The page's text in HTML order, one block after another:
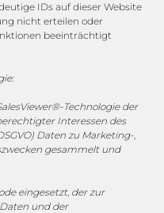
IDs auf dieser Website
nicht erteilen oder
beeinträchtigt
Technologie der
Interessen des
Daten zu Marketing-,
gesammelt und
eingesetzt, der zur
und der